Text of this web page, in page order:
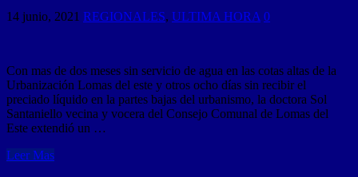
14 junio, 2021 REGIONALES, ULTIMA HORA 0
Con mas de dos meses sin servicio de agua en las cotas altas de la
Urbanización Lomas del este y otros ocho días sin recibir el
preciado líquido en la partes bajas del urbanismo, la doctora Sol
Santaniello vecina y vocera del Consejo Comunal de Lomas del
Este extendió un …
Leer Mas